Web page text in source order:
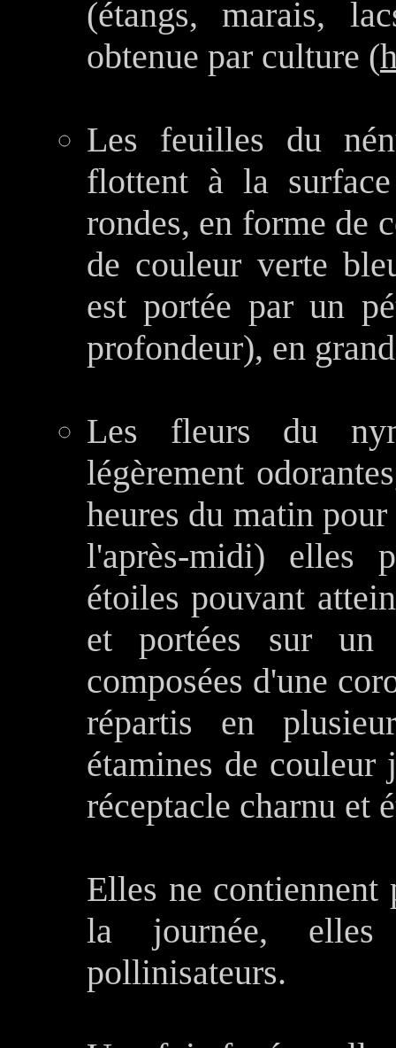
(étangs, marais,
obtenue par culture (
Les feuilles du
flottent à la
rondes, en forme de
de couleur verte
est portée par un
profondeur), en
Les fleurs du
légèrement
heures du matin
l'après-midi) elles
étoiles pouvant
et portées sur un
composées d'une
répartis en
étamines de couleur
réceptacle charnu et
Elles ne contiennent
la journée,
pollinisateurs.